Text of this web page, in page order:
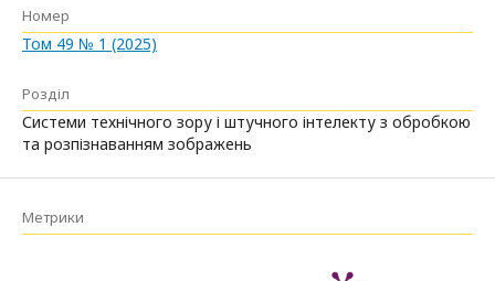
Номер
Том 49 № 1 (2025)
Розділ
Системи технічного зору і штучного інтелекту з обробкою
та розпізнаванням зображень
Метрики